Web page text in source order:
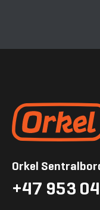
Gå til forsiden
Orkel
+47 953